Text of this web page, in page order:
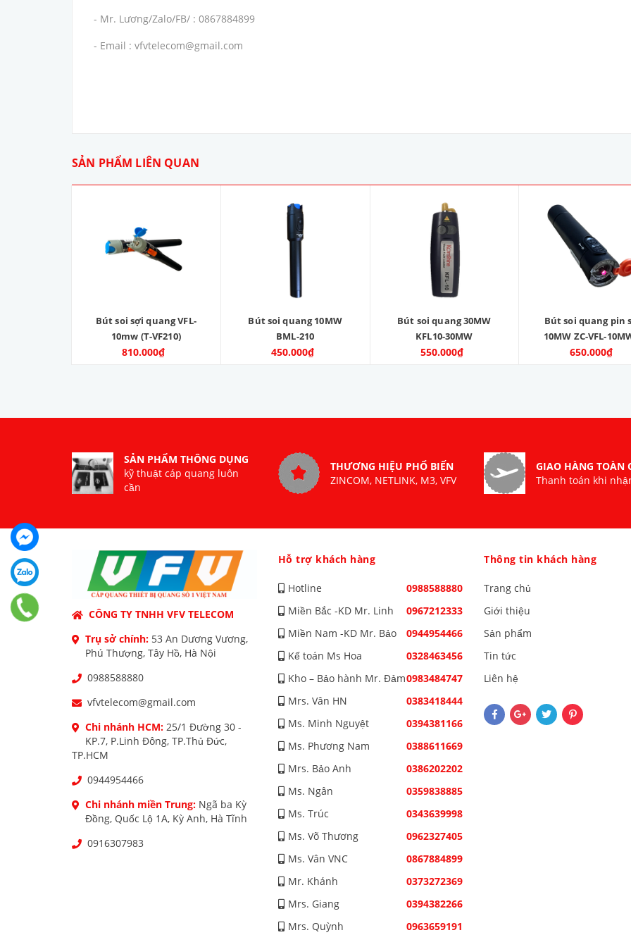
- Mr. Lương/Zalo/FB/ : 0867884899
- Email : vfvtelecom@gmail.com
SẢN PHẨM LIÊN QUAN
Bút soi sợi quang VFL-
10mw (T-VF210)
810.000₫
Bút soi quang 10MW
BML-210
450.000₫
Bút soi quang 30MW
KFL10-30MW
550.000₫
Bút soi quang pin
10MW ZC-VFL-
650.000₫
SẢN PHẨM THÔNG DỤNG
kỹ thuật cáp quang luôn
cần
THƯƠNG HIỆU PHỔ BIẾN
ZINCOM, NETLINK, M3, VFV
GIAO HÀNG TOÀN
Thanh toán khi
CÔNG TY TNHH VFV TELECOM
Trụ sở chính: 53 An Dương Vương,
Phú Thượng, Tây Hồ, Hà Nội
0988588880
vfvtelecom@gmail.com
Chi nhánh HCM: 25/1 Đường 30 -
KP.7, P.Linh Đông, TP.Thủ Đức,
TP.HCM
0944954466
Chi nhánh miền Trung: Ngã ba Kỳ
Đồng, Quốc Lộ 1A, Kỳ Anh, Hà Tĩnh
0916307983
Hỗ trợ khách hàng
Hotline
0988588880
Miền Bắc -KD Mr. Linh
0967212333
Miền Nam -KD Mr. Bảo
0944954466
Kế toán Ms Hoa
0328463456
Kho – Bảo hành Mr. Đảm0983484747
Mrs. Vân HN
0383418444
Ms. Minh Nguyệt
0394381166
Ms. Phương Nam
0388611669
Mrs. Bảo Anh
0386202202
Ms. Ngân
0359838885
Ms. Trúc
0343639998
Ms. Võ Thương
0962327405
Ms. Vân VNC
0867884899
Mr. Khánh
0373272369
Mrs. Giang
0394382266
Mrs. Quỳnh
0963659191
Thông tin khách hàng
Trang chủ
Giới thiệu
Sản phẩm
Tin tức
Liên hệ